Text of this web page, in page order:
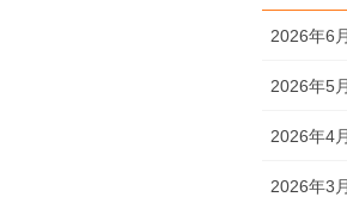
2026年6月
2026年5月
2026年4月
2026年3月